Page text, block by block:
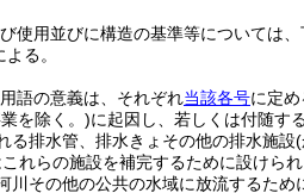
使用並びに構造の基準等については
る。
語の意義は、それぞれ当該各号に定め
を除く。)に起因し、若しくは付随す
排水管、排水きょその他の排水施設(
これらの施設を補完するために設けら
その他の公共の水域に放流するた